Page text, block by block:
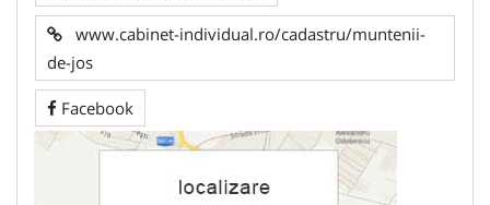
www.cabinet-individual.ro/cadastru/muntenii-
de-jos
Facebook